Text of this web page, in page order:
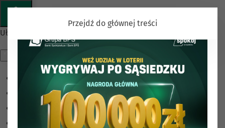
Ułatwienia dostępu
Monochromatyczny
Ciemny kontrast
Jasny kontrast
Przejdź do głównej treści